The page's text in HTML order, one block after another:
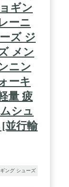
ギン
ーニ
ズ ジ
メン
ニン
ーキ
量 疲
シュ
[並行輸
ング シューズ